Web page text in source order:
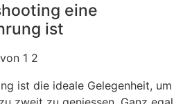
eine
ist
ist die ideale Gelegenheit, um